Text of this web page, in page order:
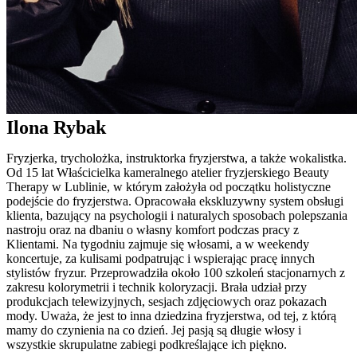
Ilona Rybak
Fryzjerka, trycholożka, instruktorka fryzjerstwa, a także wokalistka.
Od 15 lat Właścicielka kameralnego atelier fryzjerskiego Beauty
Therapy w Lublinie, w którym założyła od początku holistyczne
podejście do fryzjerstwa. Opracowała ekskluzywny system obsługi
klienta, bazujący na psychologii i naturalych sposobach polepszania
nastroju oraz na dbaniu o własny komfort podczas pracy z
Klientami. Na tygodniu zajmuje się włosami, a w weekendy
koncertuje, za kulisami podpatrując i wspierając pracę innych
stylistów fryzur. Przeprowadziła około 100 szkoleń stacjonarnych z
zakresu kolorymetrii i technik koloryzacji. Brała udział przy
produkcjach telewizyjnych, sesjach zdjęciowych oraz pokazach
mody. Uważa, że jest to inna dziedzina fryzjerstwa, od tej, z którą
mamy do czynienia na co dzień. Jej pasją są długie włosy i
wszystkie skrupulatne zabiegi podkreślające ich piękno.